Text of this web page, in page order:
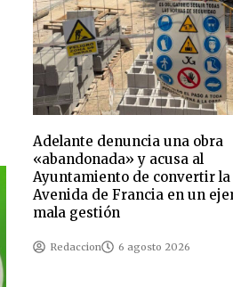
Adelante denuncia una obra
«abandonada» y acusa al
Ayuntamiento de convertir la
Avenida de Francia en un
mala gestión
Redaccion 6 agosto 2026